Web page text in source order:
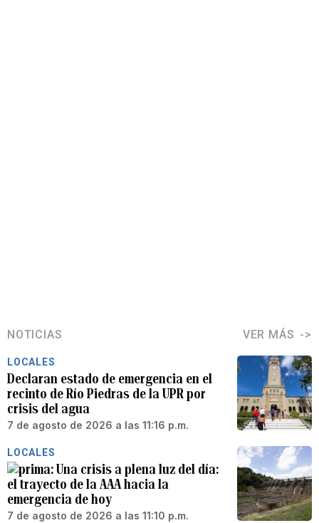
NOTICIAS VER MÁS
LOCALES
Declaran estado de emergencia en el
recinto de Río Piedras de la UPR por
crisis del agua
7 de agosto de 2026 a las 11:16 p.m.
LOCALES
Una crisis a plena luz del día:
el trayecto de la AAA hacia la
emergencia de hoy
7 de agosto de 2026 a las 11:10 p.m.